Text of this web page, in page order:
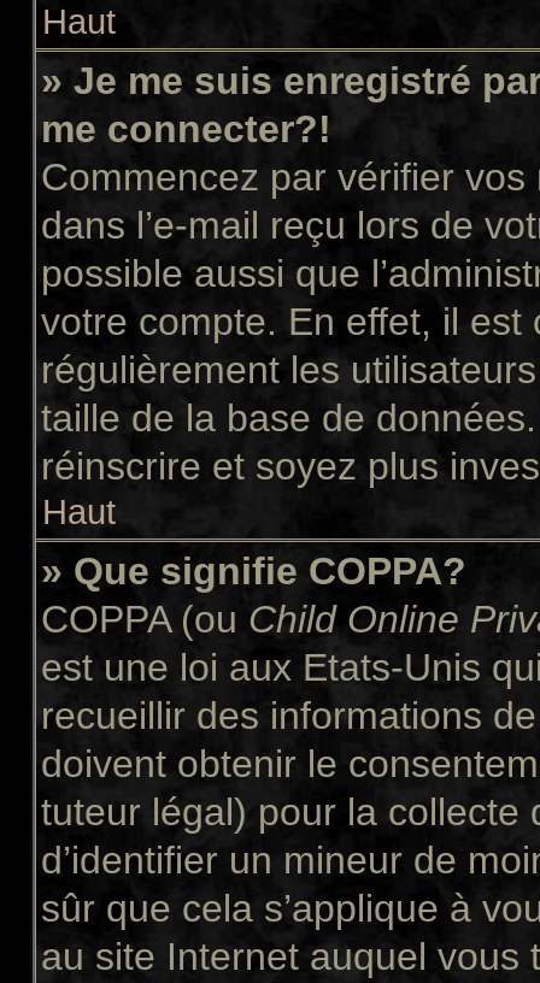
Haut
» Je me suis enregistré
me connecter?!
Commencez par vérifier vos
dans l’e-mail reçu lors de
possible aussi que
votre compte. En effet, il
régulièrement les
taille de la base de
réinscrire et soyez plus
Haut
» Que signifie COPPA?
COPPA (ou Child Online
est une loi aux Etats-Unis
recueillir des informations
doivent obtenir le
tuteur légal) pour la collecte
d’identifier un mineur de
sûr que cela s’applique à
au site Internet auquel vous